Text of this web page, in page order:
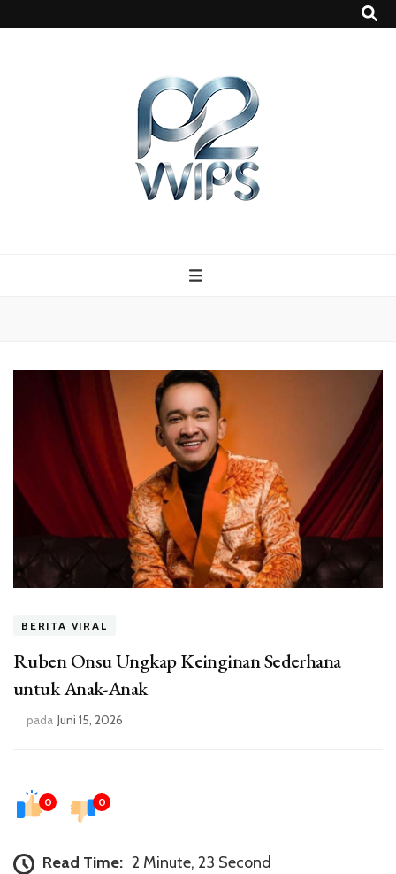
BERITA VIRAL
Ruben Onsu Ungkap Keinginan Sederhana
untuk Anak-Anak
pada Juni 15, 2026
0 0
Read Time: 2 Minute, 23 Second